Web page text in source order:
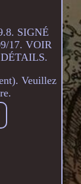
SIGNÉ
17. VOIR
Veuillez